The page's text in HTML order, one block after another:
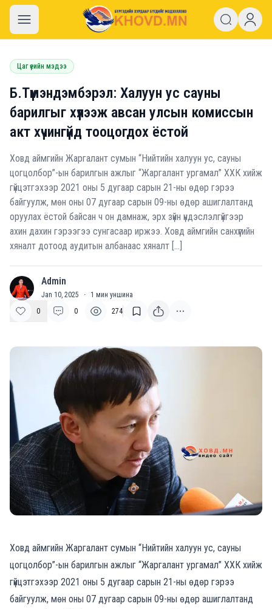
khovd.mn
Цаг үеийн мэдээ
Б.Түмэндэмбэрэл: Халуун ус сауны
барилгыг хүлээж авсан улсын комиссын
акт хүчингүйд тооцогдох ёстой
Ховд аймгийн Жаргалант сумын “Нийтийн халуун ус, сауны
цогцолбор”-ын барилгын ажлыг “Жаргалант ургамал” ХХК хийж
гүйцэтгэхээр 2021 оны 5 дугаар сарын 21-ны өдөр гэрээ
байгуулж, мөн оны 07 дугаар сарын 09-ны өдөр ашиглалтанд
оруулах ёстой байсан ч он дамнаж, эрх зүйн үндэслэлгүйгээр
ахин дахин гэрээгээ сунгасаар иржээ. Ховд аймгийн санхүүгийн
хяналт дотоод аудитын албанаас хяналт […]
A Admin
Jan 10, 2025 · 1 мин уншина
0
0 274
Ховд аймгийн Жаргалант сумын “Нийтийн халуун ус, сауны
цогцолбор”-ын барилгын ажлыг “Жаргалант ургамал” ХХК хийж
гүйцэтгэхээр 2021 оны 5 дугаар сарын 21-ны өдөр гэрээ
байгуулж, мөн оны 07 дугаар сарын 09-ны өдөр ашиглалтанд